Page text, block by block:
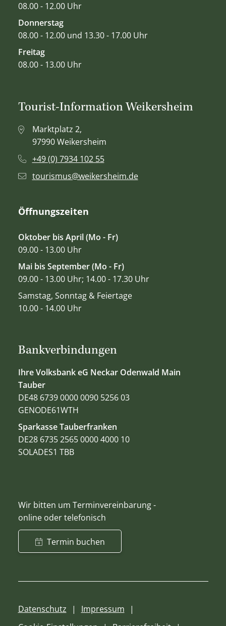
08.00 - 12.00 Uhr
Donnerstag
08.00 - 12.00 und 13.30 - 17.00 Uhr
Freitag
08.00 - 13.00 Uhr
Bankverbindungen
Ihre Volksbank eG Neckar Odenwald Main
Tauber
DE48 6739 0000 0090 5256 03
GENODE61WTH
Sparkasse Tauberfranken
DE28 6735 2565 0000 4000 10
SOLADES1 TBB
Wir bitten um Terminvereinbarung -
online oder telefonisch
Termin buchen
Tourist-Information Weikersheim
Marktplatz 2,
97990 Weikersheim
+49 (0) 7934 102 55
tourismus@weikersheim.de
Öffnungszeiten
Oktober bis April (Mo - Fr)
09.00 - 13.00 Uhr
Mai bis September (Mo - Fr)
09.00 - 13.00 Uhr; 14.00 - 17.30 Uhr
Samstag, Sonntag & Feiertage
10.00 - 14.00 Uhr
Datenschutz
Impressum